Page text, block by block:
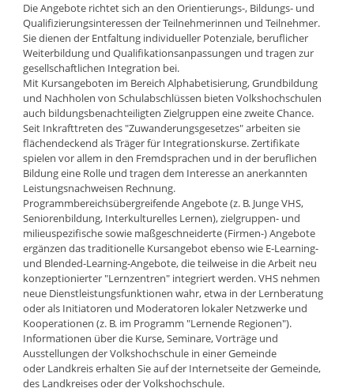
Die Angebote richtet sich an den Orientierungs-, Bildungs- und
Qualifizierungsinteressen der Teilnehmerinnen und Teilnehmer.
Sie dienen der Entfaltung individueller Potenziale, beruflicher
Weiterbildung und Qualifikationsanpassungen und tragen zur
gesellschaftlichen Integration bei.
Mit Kursangeboten im Bereich Alphabetisierung, Grundbildung
und Nachholen von Schulabschlüssen bieten Volkshochschulen
auch bildungsbenachteiligten Zielgruppen eine zweite Chance.
Seit Inkrafttreten des "Zuwanderungsgesetzes" arbeiten sie
flächendeckend als Träger für Integrationskurse. Zertifikate
spielen vor allem in den Fremdsprachen und in der beruflichen
Bildung eine Rolle und tragen dem Interesse an anerkannten
Leistungsnachweisen Rechnung.
Programmbereichsübergreifende Angebote (z. B. Junge VHS,
Seniorenbildung, Interkulturelles Lernen), zielgruppen- und
milieuspezifische sowie maßgeschneiderte (Firmen-) Angebote
ergänzen das traditionelle Kursangebot ebenso wie E-Learning-
und Blended-Learning-Angebote, die teilweise in die Arbeit neu
konzeptionierter "Lernzentren" integriert werden. VHS nehmen
neue Dienstleistungsfunktionen wahr, etwa in der Lernberatung
oder als Initiatoren und Moderatoren lokaler Netzwerke und
Kooperationen (z. B. im Programm "Lernende Regionen").
Informationen über die Kurse, Seminare, Vorträge und
Ausstellungen der Volkshochschule in einer Gemeinde
oder Landkreis erhalten Sie auf der Internetseite der Gemeinde,
des Landkreises oder der Volkshochschule.